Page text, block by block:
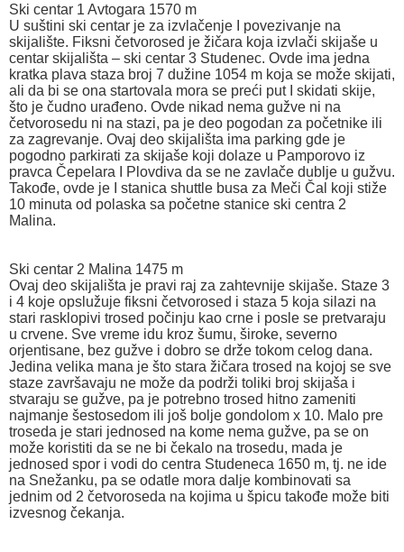
Ski centar 1 Avtogara 1570 m
U suštini ski centar je za izvlačenje I povezivanje na
skijalište. Fiksni četvorosed je žičara koja izvlači skijaše u
centar skijališta – ski centar 3 Studenec. Ovde ima jedna
kratka plava staza broj 7 dužine 1054 m koja se može skijati,
ali da bi se ona startovala mora se preći put I skidati skije,
što je čudno urađeno. Ovde nikad nema gužve ni na
četvorosedu ni na stazi, pa je deo pogodan za početnike ili
za zagrevanje. Ovaj deo skijališta ima parking gde je
pogodno parkirati za skijaše koji dolaze u Pamporovo iz
pravca Čepelara I Plovdiva da se ne zavlače dublje u gužvu.
Takođe, ovde je I stanica shuttle busa za Meči Čal koji stiže
10 minuta od polaska sa početne stanice ski centra 2
Malina.
Ski centar 2 Malina 1475 m
Ovaj deo skijališta je pravi raj za zahtevnije skijaše. Staze 3
i 4 koje opslužuje fiksni četvorosed i staza 5 koja silazi na
stari rasklopivi trosed počinju kao crne i posle se pretvaraju
u crvene. Sve vreme idu kroz šumu, široke, severno
orjentisane, bez gužve i dobro se drže tokom celog dana.
Jedina velika mana je što stara žičara trosed na kojoj se sve
staze završavaju ne može da podrži toliki broj skijaša i
stvaraju se gužve, pa je potrebno trosed hitno zameniti
najmanje šestosedom ili još bolje gondolom x 10. Malo pre
troseda je stari jednosed na kome nema gužve, pa se on
može koristiti da se ne bi čekalo na trosedu, mada je
jednosed spor i vodi do centra Studeneca 1650 m, tj. ne ide
na Snežanku, pa se odatle mora dalje kombinovati sa
jednim od 2 četvoroseda na kojima u špicu takođe može biti
izvesnog čekanja.